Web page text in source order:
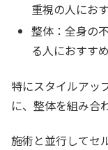
重視の人にお
整体：全身の
る人におすすめ
特にスタイルアッ
に、整体を組み合
施術と並行してセ